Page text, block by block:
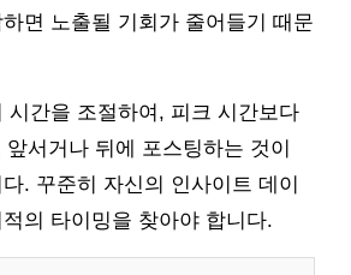
면 노출될 기회가 줄어들기 때문
시간을 조절하여, 피크 시간보다
서거나 뒤에 포스팅하는 것이
. 꾸준히 자신의 인사이트 데이
의 타이밍을 찾아야 합니다.